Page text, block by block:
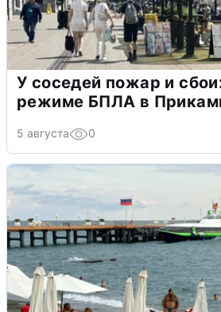
У соседей пожар и
режиме БПЛА в
5 августа 0